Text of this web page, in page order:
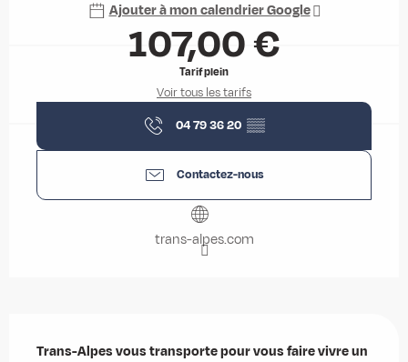
Ajouter à mon calendrier Google
107,00 €
Tarif plein
Voir tous les tarifs
04 79 36 20 ▒▒
Contactez-nous
trans-alpes.com
Trans-Alpes vous transporte pour vous faire vivre un